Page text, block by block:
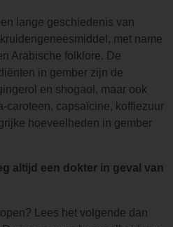
lange geschiedenis van
met name
Arabische folklore. De
in gember zijn de
en shogaol, maar ook
caroteen, capsaïcine, koffiezuur
hoeveelheden in gember
altijd een dokter in geval van
Lees het volgende dan